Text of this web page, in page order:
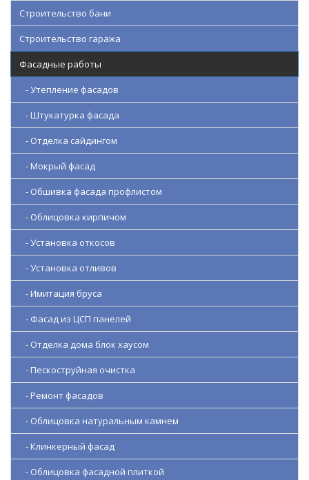
Строительство бани
Строительство гаража
Фасадные работы
- Утепление фасадов
- Штукатурка фасада
- Отделка сайдингом
- Мокрый фасад
- Обшивка фасада профлистом
- Облицовка кирпичом
- Установка откосов
- Установка отливов
- Имитация бруса
- Фасад из ЦСП панелей
- Отделка дома блок хаусом
- Пескоструйная очистка
- Ремонт фасадов
- Облицовка натуральным камнем
- Клинкерный фасад
- Облицовка фасадной плиткой